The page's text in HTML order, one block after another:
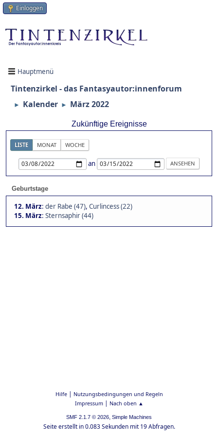
Einloggen
Hauptmenü
Tintenzirkel - das Fantasyautor:innenforum
► Kalender ► März 2022
Zukünftige Ereignisse
LISTE MONAT WOCHE
an
Geburtstage
12. März: der Rabe (47), Curlincess (22)
15. März: Sternsaphir (44)
Hilfe| Nutzungsbedingungen und Regeln
Impressum| Nach oben ▲
SMF 2.1.7 © 2026, Simple Machines
Seite erstellt in 0.083 Sekunden mit 19 Abfragen.